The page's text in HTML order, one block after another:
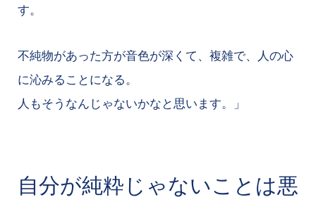
す。
不純物があった方が音色が深くて、複雑で、人の心
に沁みることになる。
人もそうなんじゃないかなと思います。」
自分が純粋じゃないことは悪